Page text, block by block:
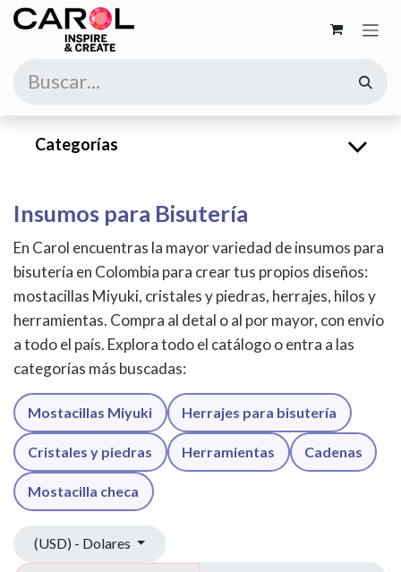
Ir al contenido
Categorías
Insumos para Bisutería
En Carol encuentras la mayor variedad de insumos para
bisutería en Colombia para crear tus propios diseños:
mostacillas Miyuki, cristales y piedras, herrajes, hilos y
herramientas. Compra al detal o al por mayor, con envío
a todo el país. Explora todo el catálogo o entra a las
categorías más buscadas:
Mostacillas Miyuki Herrajes para bisutería
Cristales y piedras Herramientas Cadenas
Mostacilla checa
(USD) - Dolares